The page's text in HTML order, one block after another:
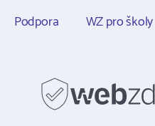
Podpora WZ pro školy